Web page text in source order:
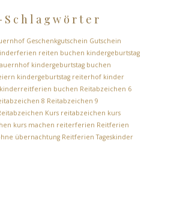
Geschenkgutschein Gutschein
reiten buchen kindergeburtstag
kindergeburtstag buchen
kindergeburtstag reiterhof kinder
kinderreitferien buchen Reitabzeichen 6
8 Reitabzeichen 9
Kurs reitabzeichen kurs
kurs machen reiterferien Reitferien
übernachtung Reitferien Tageskinder